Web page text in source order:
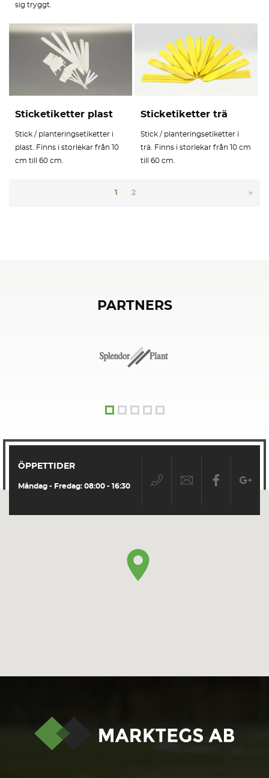
sig tryggt.
Sticketiketter plast
Stick / planteringsetiketter i
plast. Finns i storlekar från 10
cm till 60 cm.
Sticketiketter trä
Stick / planteringsetiketter i
trä. Finns i storlekar från 10 cm
till 60 cm.
1 2 »
PARTNERS
ÖPPETTIDER
Måndag - Fredag: 08:00 - 16:30